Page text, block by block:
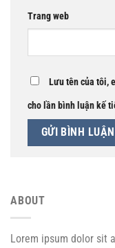
Trang web
Lưu tên của tôi,
cho lần bình luận kế
ABOUT
Lorem ipsum dolor sit